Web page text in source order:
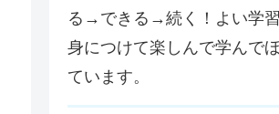
る→できる→続く！よい学
身につけて楽しんで学んで
ています。